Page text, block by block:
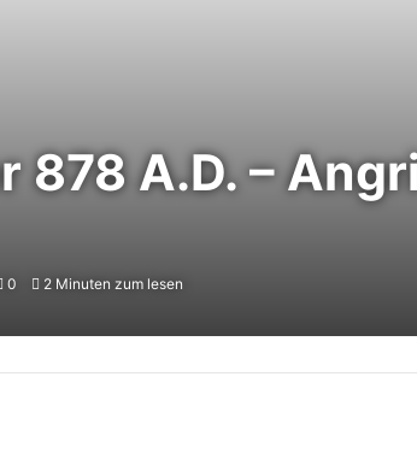
A.D. –
0 2 Minuten zum lesen